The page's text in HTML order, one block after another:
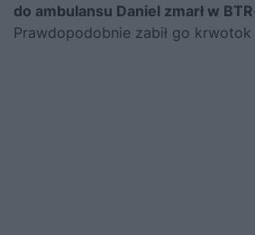
do ambulansu Daniel zmarł w
Prawdopodobnie zabił go